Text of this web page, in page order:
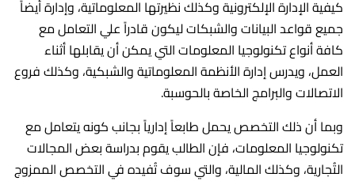
كيفية الإدارة الإلكترونية وكذلك نظيرتها المعلوماتية، وإدارة أيضاً
جميع قواعد البيانات والشبكات ليكون قادراً علي التعامل مع
كافة أنواع تكنولوجيا المعلومات التي يمكن أن يقابلها أثناء
العمل، ويدرس إدارة الأنظمة المعلوماتية والشبكية، وكذلك فروع
الاتصالات والبرامج الخاصة بالحوسبة.
وبما أن ذلك التخصص يحمل طابعاً إدارياً بجانب كونه يتعامل مع
تكنولوجيا المعلومات، فإن الطالب يقوم بدراسة بعض المجالات
التُجارية، وكذلك المالية، والتي سوف تُفيده في التخصص الممزوج